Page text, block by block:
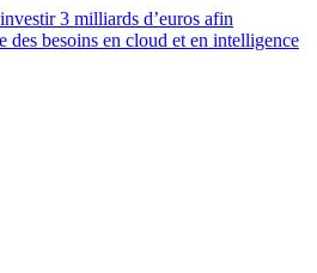
3 milliards d’euros afin
des besoins en cloud et en intelligence